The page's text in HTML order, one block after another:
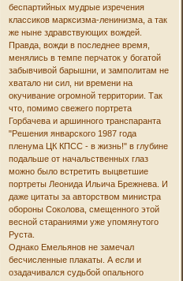
беспартийных мудрые изречения
классиков марксизма-ленинизма, а так
же ныне здравствующих вождей.
Правда, вожди в последнее время,
менялись в темпе перчаток у богатой
забывчивой барышни, и замполитам не
хватало ни сил, ни времени на
окучивание огромной территории. Так
что, помимо свежего портрета
Горбачева и аршинного транспаранта
"Решения январского 1987 года
пленума ЦК КПСС - в жизнь!" в глубине
подальше от начальственных глаз
можно было встретить выцветшие
портреты Леонида Ильича Брежнева. И
даже цитаты за авторством министра
обороны Соколова, смещенного этой
весной стараниями уже упомянутого
Руста.
Однако Емельянов не замечал
бесчисленные плакаты. А если и
озадачивался судьбой опального